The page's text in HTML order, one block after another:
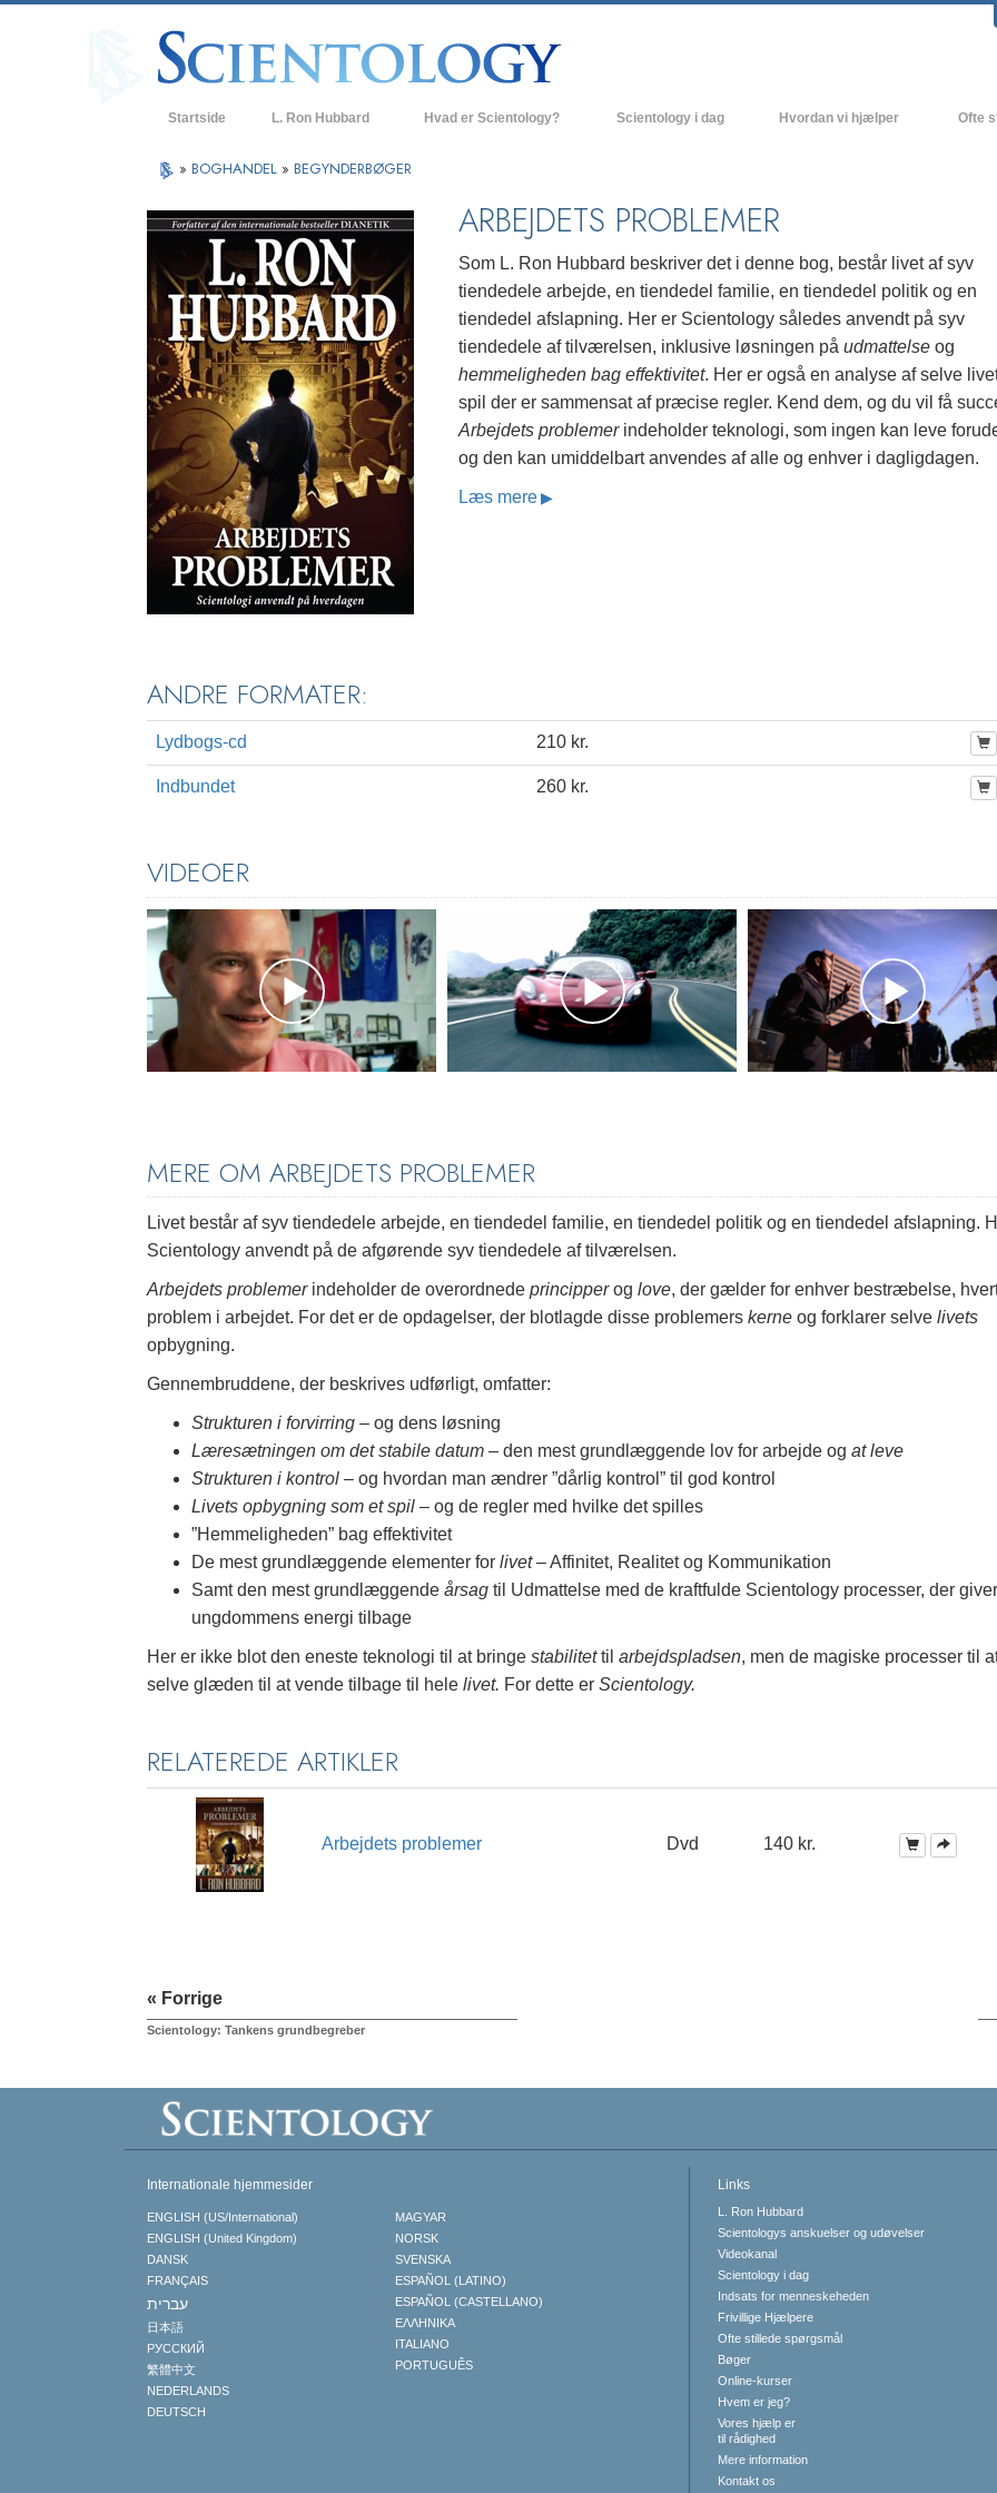
Startside L. Ron Hubbard Hvad er Scientology?
Hvad scientologer siger om Scientology
Mød en scientolog
Indenfor i en Kirke
De grundlæggende principper
i Scientology
En introduktion til Dianetics
Kærlighed og had –
Hvad er storhed?
Scientology i dag
Flag Landbasen
Freewinds
Bringer Scientology ud til hele verden
David Miscavige - Scientology
religionens kirkelige leder
Hvordan vi hjælper Ofte
» BOGHANDEL » BEGYNDERBØGER
ARBEJDETS PROBLEMER
Som L. Ron Hubbard beskriver det i denne bog, består livet af syv
tiendedele arbejde, en tiendedel familie, en tiendedel politik og en
tiendedel afslapning. Her er Scientology således anvendt på syv
tiendedele af tilværelsen, inklusive løsningen på udmattelse og
hemmeligheden bag effektivitet. Her er også en analyse af selve
spil der er sammensat af præcise regler. Kend dem, og du vil få
Arbejdets problemerindeholder teknologi, som ingen kan leve
og den kan umiddelbart anvendes af alle og enhver i dagligdagen.
Læs mere
ANDRE FORMATER:
Lydbogs-cd 210 kr.
Indbundet 260 kr.
VIDEOER
MERE OM ARBEJDETS PROBLEMER
Livet består af syv tiendedele arbejde, en tiendedel familie, en tiendedel politik og en tiendedel afslapning.
Scientology anvendt på de afgørende syv tiendedele af tilværelsen.
Arbejdets problemerindeholder de overordnede principperog love, der gælder for enhver bestræbelse,
problem i arbejdet. For det er de opdagelser, der blotlagde disse problemers kerne og forklarer selve livets
opbygning.
Gennembruddene, der beskrives udførligt, omfatter:
Strukturen i forvirring – og dens løsning
Læresætningen om det stabile datum – den mest grundlæggende lov for arbejde og at leve
Strukturen i kontrol – og hvordan man ændrer ”dårlig kontrol” til god kontrol
Livets opbygning som et spil – og de regler med hvilke det spilles
”Hemmeligheden” bag effektivitet
De mest grundlæggende elementer for livet– Affinitet, Realitet og Kommunikation
Samt den mest grundlæggende årsag til Udmattelse med de kraftfulde Scientology processer, der giver
ungdommens energi tilbage
Her er ikke blot den eneste teknologi til at bringe stabilitettil arbejdspladsen, men de magiske processer til
selve glæden til at vende tilbage til hele livet. For dette er Scientology.
RELATEREDE ARTIKLER
Arbejdets problemer Dvd 140 kr.
« Forrige
Scientology: Tankens grundbegreber
Internationale hjemmesider
ENGLISH (US/International)
ENGLISH (United Kingdom)
DANSK
FRANÇAIS
עברית
日本語
РУССКИЙ
繁體中文
NEDERLANDS
DEUTSCH
MAGYAR
NORSK
SVENSKA
ESPAÑOL (LATINO)
ESPAÑOL (CASTELLANO)
ΕΛΛΗΝΙΚA
ITALIANO
PORTUGUÊS
Links
L. Ron Hubbard
Scientologys anskuelser og udøvelser
Videokanal
Scientology i dag
Indsats for menneskeheden
Frivillige Hjælpere
Ofte stillede spørgsmål
Bøger
Online-kurser
Hvem er jeg?
Vores hjælp er
til rådighed
Mere information
Kontakt os